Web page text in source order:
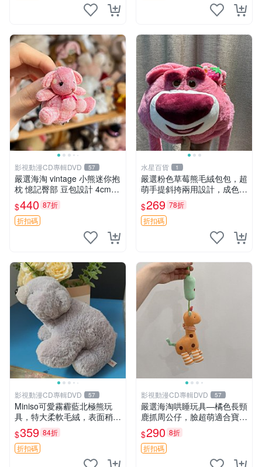
影視動漫CD專輯DVD 57
嚴選海淘 vintage 小熊迷你抱
枕 憶記臀部 豆包設計 4cm
高 推薦收藏 迷你豆包小熊、
高臀部、豆袋抱枕
$440 87折
折扣碼
水星百貨 1
嚴選粉色草莓熊毛絨包包，超
萌手提斜挎兩用設計，成色上
佳容量大 粉紅草莓 毛絨包 超
大容量
$269 78折
折扣碼
影視動漫CD專輯DVD 57
Miniso可愛霧霾藍北極熊玩
具，特大柔軟毛絨，表面稍有
使用痕跡，適合居家擺放 23
CM 毛絨玩具 北極熊 魯班熊
$359 84折
折扣碼
影視動漫CD專輯DVD 57
嚴選海淘哄睡玩具—橘色長頸
鹿抓周公仔，臉超萌適合寶寶
陪伴，中古略有使用痕跡 橘
色 長頸鹿 抓周
$290 8折
折扣碼